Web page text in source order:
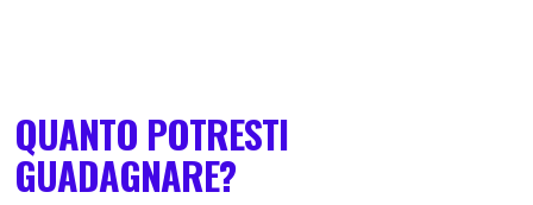
QUANTO POTRESTI
GUADAGNARE?